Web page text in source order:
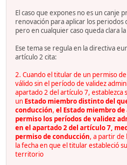
El caso que expones no es un canje
renovación para aplicar los periodos
pero en cualquier caso queda clara
Ese tema se regula en la directiva
artículo 2 cita:
2. Cuando el titular de un permiso
válido sin el período de validez
apartado 2 del artículo 7, establezca
un Estado miembro distinto del
conducción, el Estado miembro
permiso los períodos de validez
en el apartado 2 del artículo 7,
permiso de conducción, a partir de
la fecha en que el titular estableció
territorio